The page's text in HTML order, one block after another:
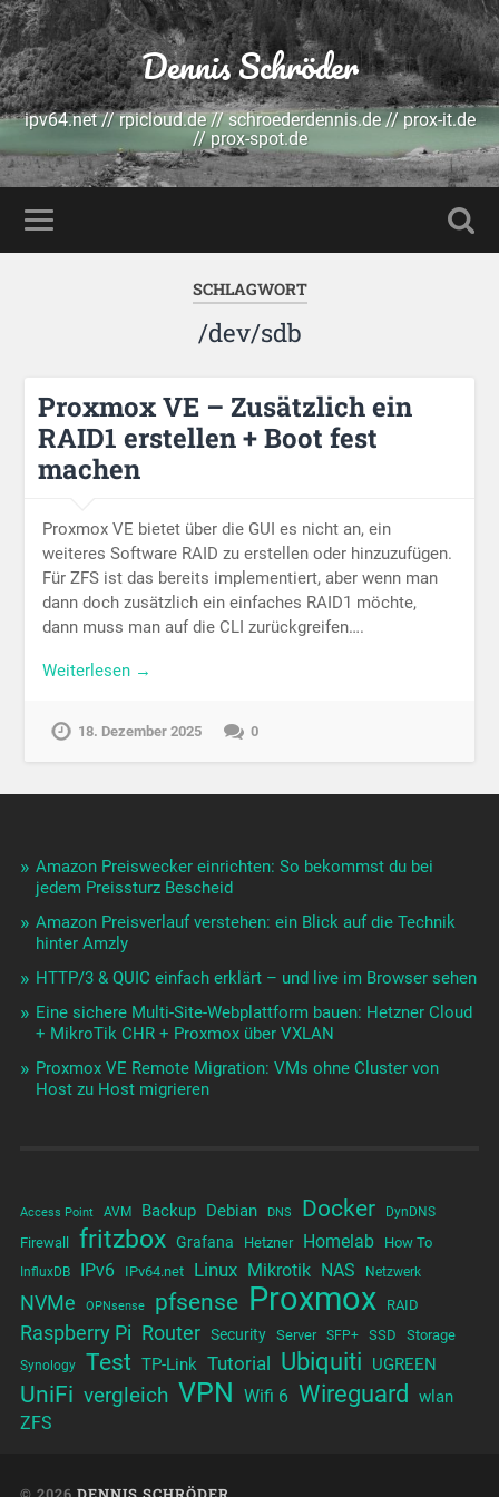
Dennis Schröder
ipv64.net // rpicloud.de // schroederdennis.de // prox-it.de
// prox-spot.de
SCHLAGWORT
/dev/sdb
Proxmox VE – Zusätzlich ein
RAID1 erstellen + Boot fest
machen
Proxmox VE bietet über die GUI es nicht an, ein
weiteres Software RAID zu erstellen oder hinzuzufügen.
Für ZFS ist das bereits implementiert, aber wenn man
dann doch zusätzlich ein einfaches RAID1 möchte,
dann muss man auf die CLI zurückgreifen….
Weiterlesen →
18. Dezember 2025 0
Amazon Preiswecker einrichten: So bekommst du bei
jedem Preissturz Bescheid
Amazon Preisverlauf verstehen: ein Blick auf die Technik
hinter Amzly
HTTP/3 & QUIC einfach erklärt – und live im Browser sehen
Eine sichere Multi-Site-Webplattform bauen: Hetzner Cloud
+ MikroTik CHR + Proxmox über VXLAN
Proxmox VE Remote Migration: VMs ohne Cluster von
Host zu Host migrieren
Access Point AVM Backup Debian DNS Docker DynDNS
Firewall fritzbox Grafana Hetzner Homelab How To
InfluxDB IPv6 IPv64.net Linux Mikrotik NAS Netzwerk
NVMe OPNsense pfsense Proxmox RAID
Raspberry Pi Router Security Server SFP+ SSD Storage
Synology Test TP-Link Tutorial Ubiquiti UGREEN
UniFi vergleich VPN Wifi 6 Wireguard wlan
ZFS